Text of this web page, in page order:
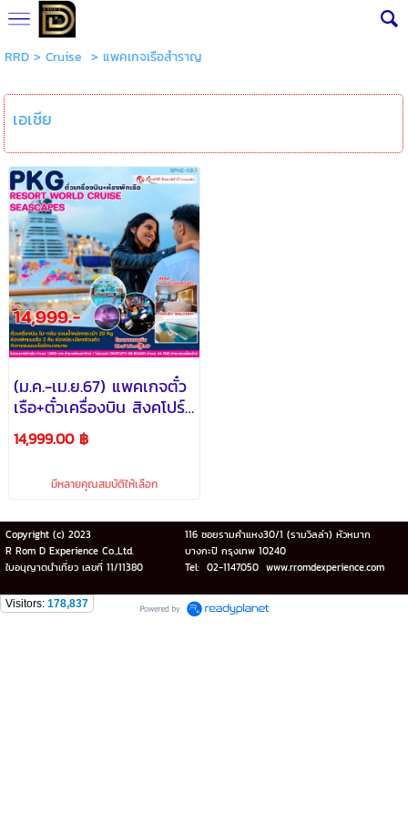
RRD> Cruise > แพคเกจเรือสำราญ
เอเชีย
(ม.ค.-เม.ย.67) แพคเกจตั๋ว
เรือ+ตั๋วเครื่องบิน สิงคโปร์-
มาเลเซีย - Genting
Dream
14,999.00 ฿
มีหลายคุณสมบัติให้เลือก
Copyright (c) 2023
116 ซอยรามคำแหง30/1 (รามวิลล่า) หัวหมาก
R Rom D Experience Co.,Ltd.
บางกะปิ กรุงเทพ 10240
ใบอนุญาตนำเที่ยว เลขที่ 11/11380
Tel: 02-1147050 www.rromdexperience.com
Visitors: 178,837